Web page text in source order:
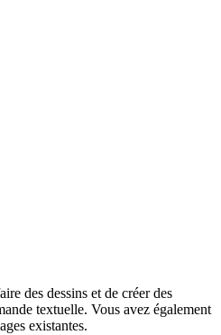
des dessins et de créer des
textuelle. Vous avez également
existantes.